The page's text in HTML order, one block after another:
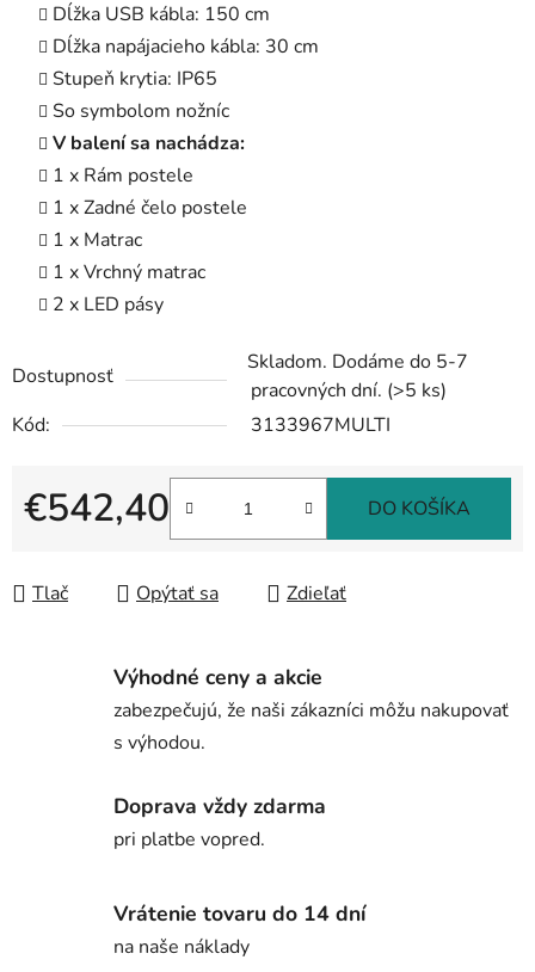
Dĺžka USB kábla: 150 cm
Dĺžka napájacieho kábla: 30 cm
Stupeň krytia: IP65
So symbolom nožníc
V balení sa nachádza:
1 x Rám postele
1 x Zadné čelo postele
1 x Matrac
1 x Vrchný matrac
2 x LED pásy
Dostupnosť
Skladom. Dodáme do 5-7
pracovných dní. (>5 ks)
Kód:
3133967MULTI
€542,40 DO KOŠÍKA
Tlač Opýtať sa Zdieľať
Výhodné ceny a akcie
zabezpečujú, že naši zákazníci môžu nakupovať
s výhodou.
Doprava vždy zdarma
pri platbe vopred.
Vrátenie tovaru do 14 dní
na naše náklady